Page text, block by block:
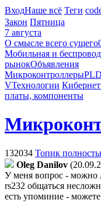
ВходНаше всё Теги
Закон Пятница
7 августа
О смысле всего сущего
Мобильная и
рынокОбъявления
Микроконтроллеры
VТехнологии
платы, компоненты
132034 Топик
Oleg Danilov
У меня вопрос - можно
rs232 общаться
есть упоминие -